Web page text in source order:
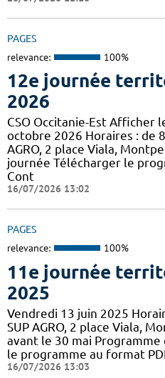
PAGES
relevance: 100%
12e journée
2026
CSO Occitanie-Est Afficher
octobre 2026 Horaires : de
AGRO, 2 place Viala,
journée Télécharger le
Cont
16/07/2026 13:02
PAGES
relevance: 100%
11e journée
2025
Vendredi 13 juin 2025
SUP AGRO, 2 place Viala,
avant le 30 mai
le programme au format
16/07/2026 13:03